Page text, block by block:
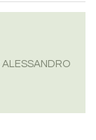
ALESSANDRO